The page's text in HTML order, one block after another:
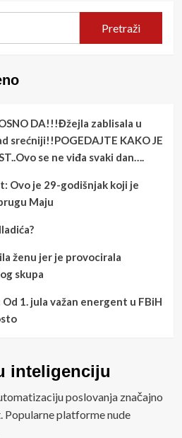
Pretraži
DA!!!Đžejla zablisala u
srećniji!!POGEDAJTE KAKO JE
se ne viđa svaki dan….
Ovo je 29-godišnjak koji je
Maju
ženu jer je provocirala
skupa
1. jula važan energent u FBiH
inteligenciju
poslovanja značajno
platforme nude